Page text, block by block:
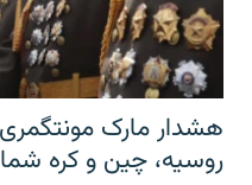
هشدار مارک مونتگمری:
روسیه، چین و کره